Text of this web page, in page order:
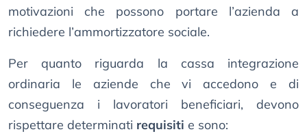
motivazioni che possono portare l’azienda a
richiedere l’ammortizzatore sociale.
Per quanto riguarda la cassa integrazione
ordinaria le aziende che vi accedono e di
conseguenza i lavoratori beneficiari, devono
rispettare determinati requisiti e sono: